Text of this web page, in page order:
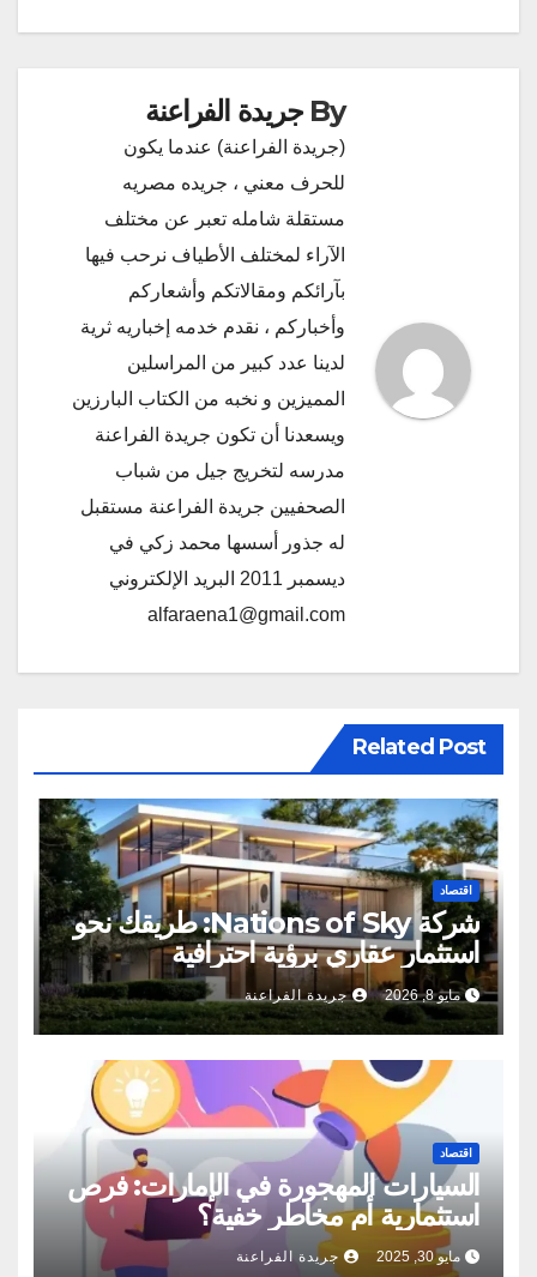
By جريدة الفراعنة
(جريدة الفراعنة) عندما يكون
للحرف معني ، جريده مصريه
مستقلة شامله تعبر عن مختلف
الآراء لمختلف الأطياف نرحب فيها
بآرائكم ومقالاتكم وأشعاركم
وأخباركم ، نقدم خدمه إخباريه ثرية
لدينا عدد كبير من المراسلين
المميزين و نخبه من الكتاب البارزين
ويسعدنا أن تكون جريدة الفراعنة
مدرسه لتخريج جيل من شباب
الصحفيين جريدة الفراعنة مستقبل
له جذور أسسها محمد زكي في
ديسمبر 2011 البريد الإلكتروني
alfaraena1@gmail.com
Related Post
اقتصاد
شركة Nations of Sky: طريقك نحو
استثمار عقاري برؤية احترافية
مايو 8, 2026 جريدة الفراعنة
اقتصاد
السيارات المهجورة في الإمارات: فرص
استثمارية أم مخاطر خفية؟
مايو 30, 2025 جريدة الفراعنة